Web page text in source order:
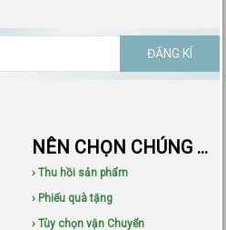
ĐĂNG KÍ
NÊN CHỌN CHÚNG TÔI
› Thu hồi sản phẩm
› Phiếu quà tặng
› Tùy chọn vận Chuyển